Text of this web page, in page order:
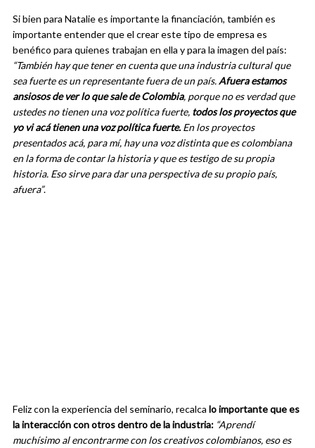
Si bien para Natalie es importante la financiación, también es
importante entender que el crear este tipo de empresa es
benéfico para quienes trabajan en ella y para la imagen del país:
“También hay que tener en cuenta que una industria cultural que
sea fuerte es un representante fuera de un país.Afuera estamos
ansiosos de ver lo que sale de Colombia, porque no es verdad que
ustedes no tienen una voz política fuerte, todos los proyectos que
yo vi acá tienen una voz política fuerte. En los proyectos
presentados acá, para mí, hay una voz distinta que es colombiana
en la forma de contar la historia y que es testigo de su propia
historia. Eso sirve para dar una perspectiva de su propio país,
afuera”.
Feliz con la experiencia del seminario, recalca lo importante que es
la interacción con otros dentro de la industria: “Aprendí
muchísimo al encontrarme con los creativos colombianos, eso es